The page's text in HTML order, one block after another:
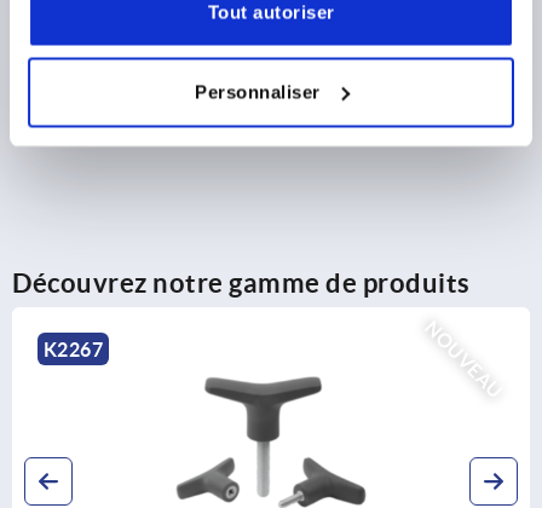
Tout autoriser
Personnaliser
CAD
Découvrez notre gamme de produits
NOUVEAU